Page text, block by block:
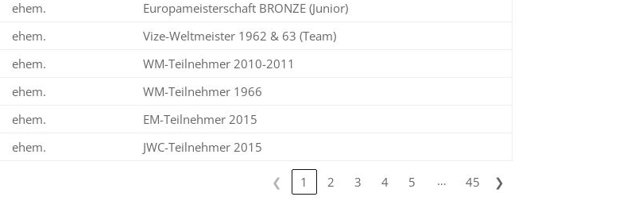
ehem.
Europameisterschaft BRONZE (Junior)
ehem.
Vize-Weltmeister 1962 & 63 (Team)
ehem.
WM-Teilnehmer 2010-2011
ehem.
WM-Teilnehmer 1966
ehem.
EM-Teilnehmer 2015
ehem. JWC-Teilnehmer 2015
❮ 1 2 3 4 5 … 45 ❯